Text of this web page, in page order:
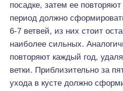
посадке, затем ее
период должно
6-7 ветвей, из них стоит
наиболее сильных.
повторяют каждый год,
ветки. Приблизительно за
ухода в кусте должно